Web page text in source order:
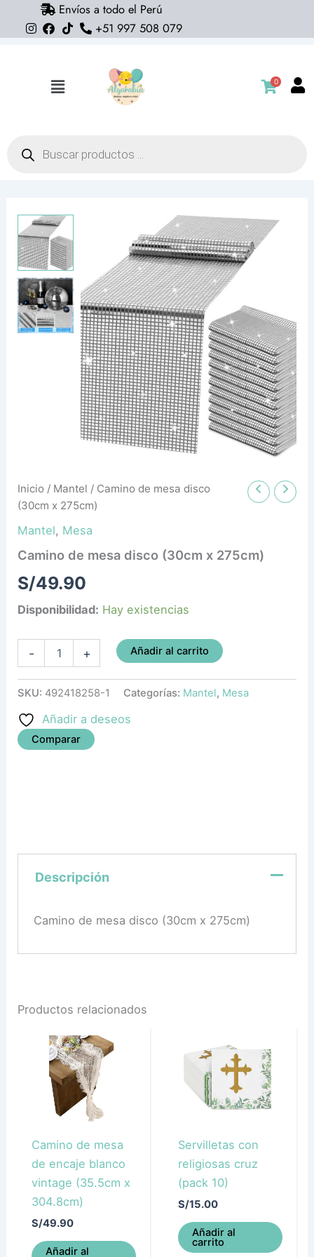
Envíos a todo el Perú
+51 997 508 079
Flyout
0
productos
Inicio / Mantel / Camino de mesa disco
(30cm x 275cm)
Mantel, Mesa
Camino de mesa disco (30cm x 275cm)
S/49.90
Disponibilidad: Hay existencias
-
Camino
de
mesa
disco
(30cm
x
275cm)
cantidad
+ Añadir al carrito
SKU: 492418258-1 Categorías: Mantel, Mesa
Añadir a deseos
Comparar
Descripción
Camino de mesa disco (30cm x 275cm)
Productos relacionados
Camino de mesa
de encaje blanco
vintage (35.5cm x
304.8cm)
S/49.90
Añadir al
Servilletas con
religiosas cruz
(pack 10)
S/15.00
Añadir al
carrito